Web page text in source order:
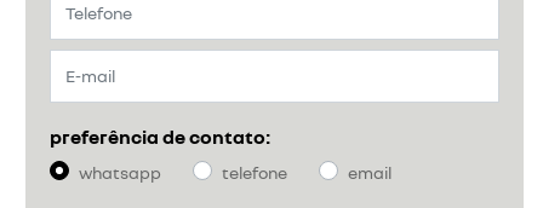
preferência de contato:
whatsapp telefone email